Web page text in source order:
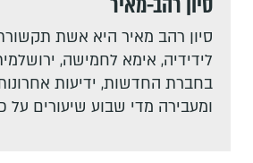
סיון רהב מאיר היא אשת
לידידיה, אימא לחמישה,
בחברת החדשות, ידיעות
ומעבירה מדי שבוע שיעורים